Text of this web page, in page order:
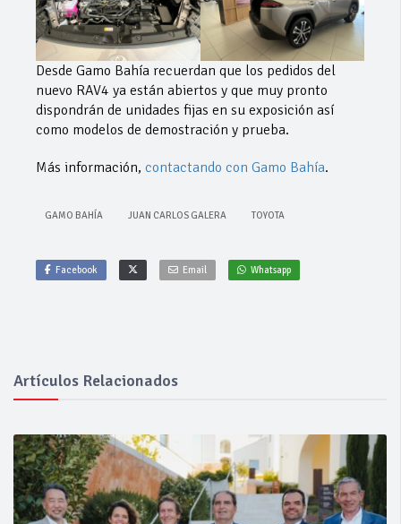
Desde Gamo Bahía recuerdan que los pedidos del
nuevo RAV4 ya están abiertos y que muy pronto
dispondrán de unidades fijas en su exposición así
como modelos de demostración y prueba.
Más información, contactando con Gamo Bahía.
GAMO BAHÍA JUAN CARLOS GALERA TOYOTA
Facebook Email Whatsapp
Artículos Relacionados